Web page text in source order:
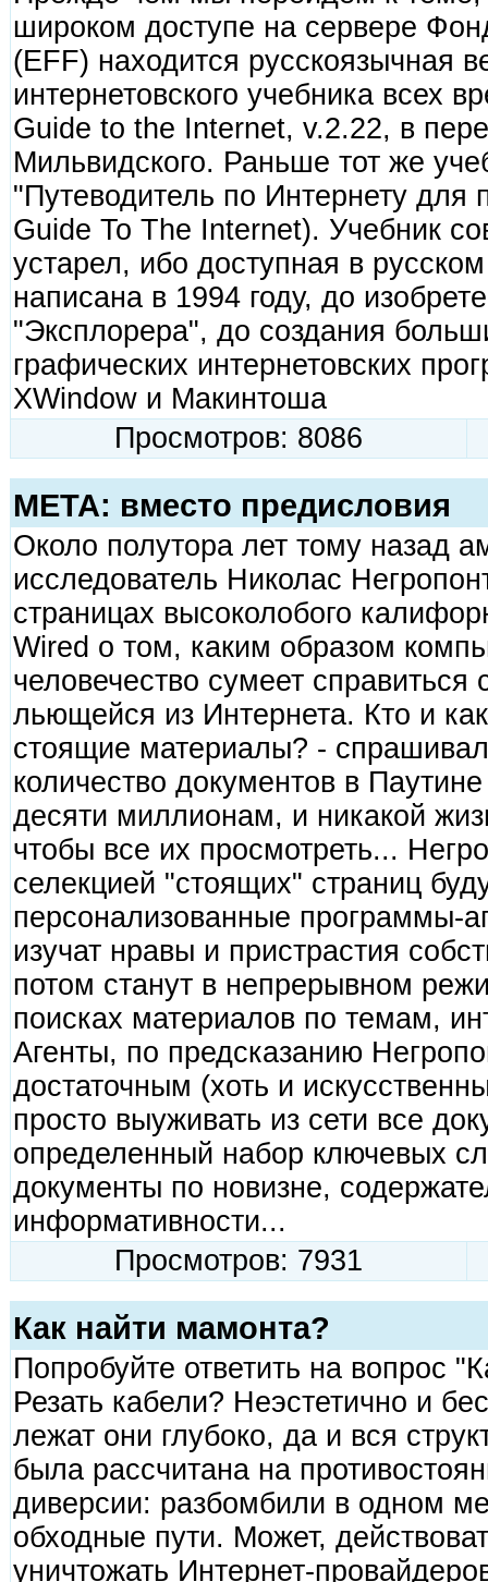
широком доступе на сервере
(EFF) находится русскоязычная
интернетовского учебника всех
Guide to the Internet, v.2.22, в
Мильвидского. Раньше тот же
"Путеводитель по Интернету для
Guide To The Internet). Учебник
устарел, ибо доступная в
написана в 1994 году, до
"Эксплорера", до создания
графических интернетовских
XWindow и Макинтоша
Просмотров: 8086
МЕТА: вместо предисловия
Около полутора лет тому назад
исследователь Николас
страницах высоколобого
Wired о том, каким образом
человечество сумеет
льющейся из Интернета. Кто и
стоящие материалы? -
количество документов в
десяти миллионам, и никакой
чтобы все их просмотреть...
селекцией "стоящих" страниц
персонализованные программы-
изучат нравы и пристрастия
потом станут в непрерывном
поисках материалов по темам,
Агенты, по предсказанию
достаточным (хоть и
просто выуживать из сети все
определенный набор ключевых
документы по новизне,
информативности...
Просмотров: 7931
Как найти мамонта?
Попробуйте ответить на вопрос
Резать кабели? Неэстетично и
лежат они глубоко, да и вся
была рассчитана на
диверсии: разбомбили в одном
обходные пути. Может,
уничтожать Интернет-